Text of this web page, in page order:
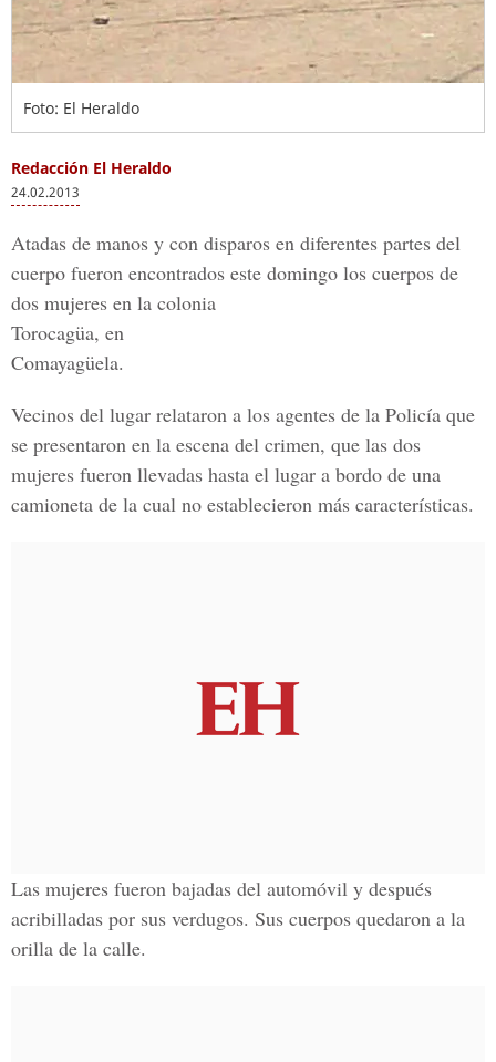
Foto: El Heraldo
Redacción El Heraldo
24.02.2013
Atadas de manos y con disparos en diferentes partes del
cuerpo fueron encontrados este domingo los cuerpos de
dos mujeres en la colonia
Torocagüa, en
Comayagüela.
Vecinos del lugar relataron a los agentes de la Policía que
se presentaron en la escena del crimen, que las dos
mujeres fueron llevadas hasta el lugar a bordo de una
camioneta de la cual no establecieron más características.
Las mujeres fueron bajadas del automóvil y después
acribilladas por sus verdugos. Sus cuerpos quedaron a la
orilla de la calle.